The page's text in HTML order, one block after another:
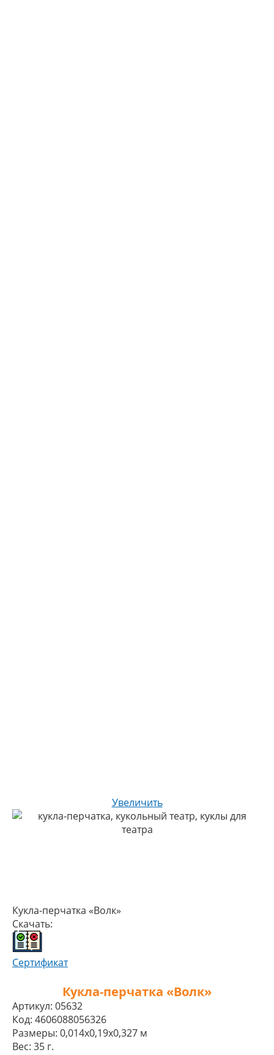
Увеличить
Кукла-перчатка «Волк»
Скачать:
Сертификат
Кукла-перчатка «Волк»
Артикул: 05632
Код: 4606088056326
Размеры: 0,014x0,19x0,327 м
Вес: 35 г.